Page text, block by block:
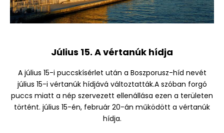
Július 15. A vértanúk hídja
A július 15-i puccskísérlet után a Boszporusz-híd nevét
július 15-i vértanúk hídjává változtatták.A szóban forgó
puccs miatt a nép szervezett ellenállása ezen a területen
történt. július 15-én, február 20-án működött a vértanúk
hídja.